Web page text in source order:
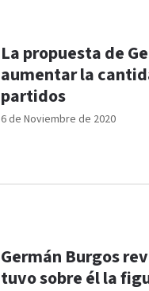
6 de Noviembre de 2020
La propuesta de
aumentar la
partidos
Germán Burgos
tuvo sobre él la